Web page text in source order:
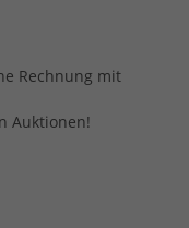
Rechnung mit
Auktionen!